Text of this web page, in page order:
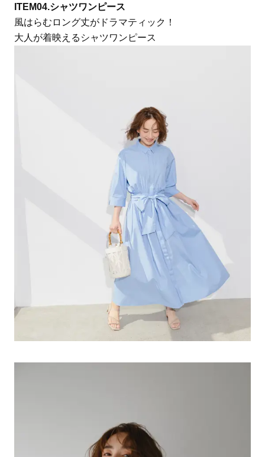
ITEM04.シャツワンピース
風はらむロング丈がドラマティック！
大人が着映えるシャツワンピース